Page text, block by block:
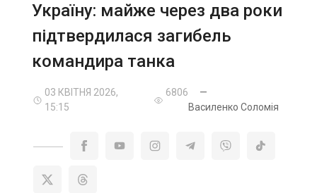
Україну: майже через два роки
підтвердилася загибель
командира танка
03 КВІТНЯ 2026,
15:15
6806
—
Василенко Соломія